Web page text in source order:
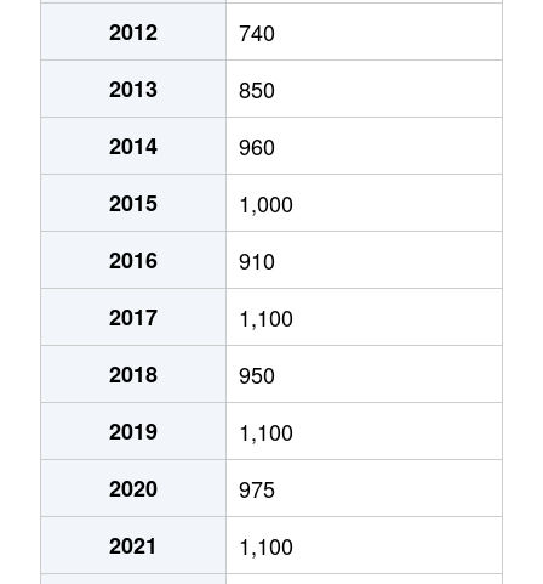
あいの里２条
200万円
あいの里２条
210万円
あいの里２条
320万円
あいの里２条
100万円
あいの里２条
550万円
あいの里２条
1,600万円
あいの里２条
1,500万円
あいの里２条
100万円
あいの里２条
200万円
あいの里２条
850万円
2012
740
2013
850
2014
960
2015
1,000
2016
910
2017
1,100
2018
950
2019
1,100
2020
975
2021
1,100